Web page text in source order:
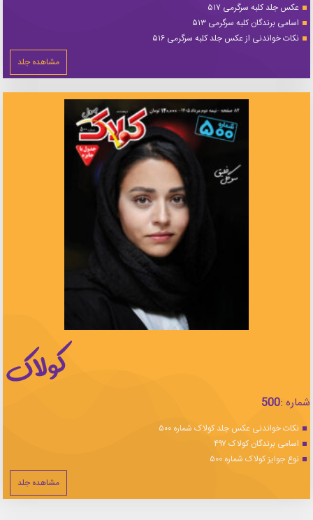
عکس جلد کلبه سرگرمی ۵۱۷
اسامی برندگان کلبه سرگرمی ۵۱۳
نکات خواندنی از عکس جلد کلبه سرگرمی ۵۱۶
مشاهده جلد
شماره :500
نکات خواندنی عکس جلد کولاک شماره ۵۰۰
اسامی برندگان کولاک ۴۹۷
نوع جوایز کولاک شماره ۵۰۰
مشاهده جلد